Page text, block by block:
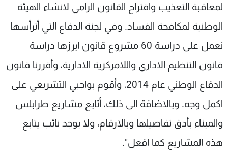
لمعاقبة التعذيب واقتراح القانون الرامي لانشاء الهيئة
الوطنية لمكافحة الفساد. وفي لجنة الدفاع التي أترأسها
نعمل على دراسة 60 مشروع قانون ابرزها دراسة
قانون التنظيم الاداري واللامركزية الادارية، وأقررنا قانون
الدفاع الوطني عام 2014، وأقوم بواجبي التشريعي على
اكمل وجه. وبالاضافة الى ذلك، أتابع مشاريع طرابلس
والميناء بأدق تفاصيلها وبالارقام، ولا يوجد نائب يتابع
هذه المشاريع كما افعل".